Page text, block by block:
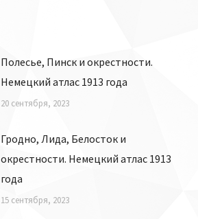
Полесье, Пинск и окрестности.
Немецкий атлас 1913 года
20 сентября, 2023
Гродно, Лида, Белосток и
окрестности. Немецкий атлас 1913
года
15 сентября, 2023